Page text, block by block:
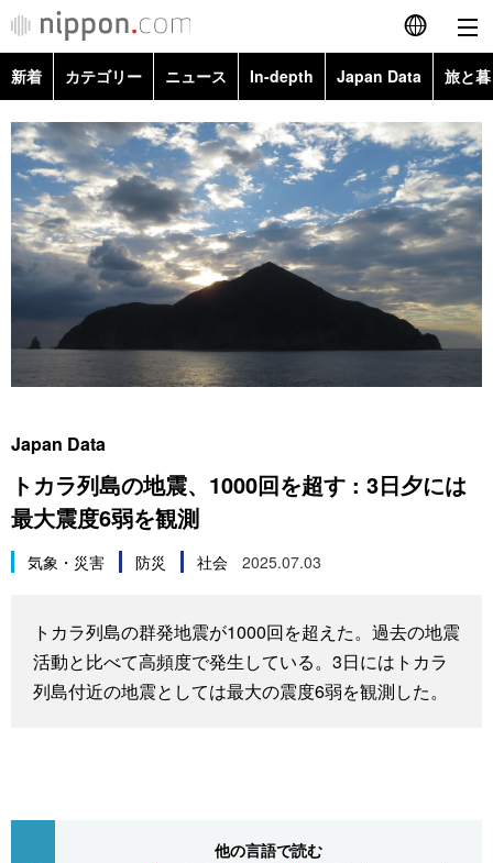
English
简体字
繁體字
Français
Español
العربية
カテゴリー
政治・外交
経済・ビジネス
社会
文化
暮らし
ニュース
トップ
In-depth
旅と暮らし
動画/Live
Cinema
新着 カテゴリー ニュース In-depth Japan Data 旅と
政治・外交
経済・ビジネス
国際・海外
社会
文化
スポーツ・東京2020
Topics
Images
People
東京
お知らせ
Japan Data
トカラ列島の地震、1000回を超す : 3日夕には
最大震度6弱を観測
気象・災害 防災 社会 2025.07.03
トカラ列島の群発地震が1000回を超えた。過去の地震
活動と比べて高頻度で発生している。3日にはトカラ
列島付近の地震としては最大の震度6弱を観測した。
他の言語で読む